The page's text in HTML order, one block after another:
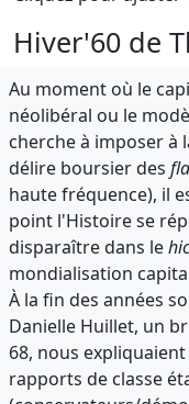
Hiver'60 de
Au moment où le
néolibéral ou le
cherche à imposer à
délire boursier des
haute fréquence), il
point l'Histoire se
disparaître dans le
mondialisation
À la fin des années
Danielle Huillet, un
68, nous
rapports de classe